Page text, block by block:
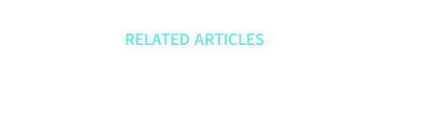
RELATED ARTICLES